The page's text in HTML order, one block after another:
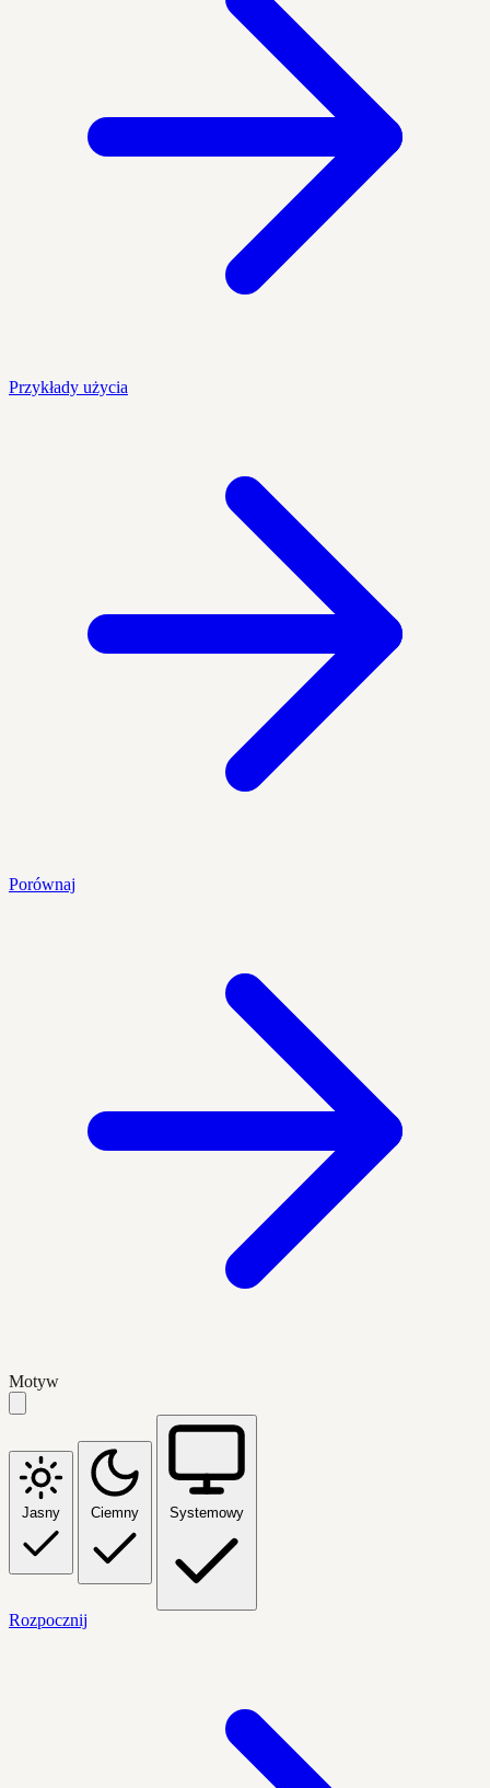
Przykłady użycia
Porównaj
Motyw
Jasny Ciemny Systemowy
Rozpocznij